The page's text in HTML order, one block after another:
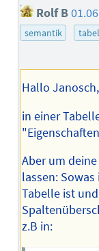
Rolf B
semantik
Hallo Janosch,
in einer
Aber um
lassen:
Tabelle ist
z.B in: